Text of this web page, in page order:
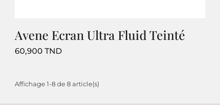
Avene Ecran Ultra Fluid Teinté
60,900 TNDPrix
Affichage 1-8 de 8 article(s)